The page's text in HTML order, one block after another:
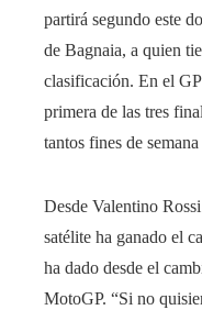
partirá segundo este
de Bagnaia, a quien
clasificación. En el
primera de las tres
tantos fines de
Desde Valentino
satélite ha ganado el
ha dado desde el
MotoGP. “Si no